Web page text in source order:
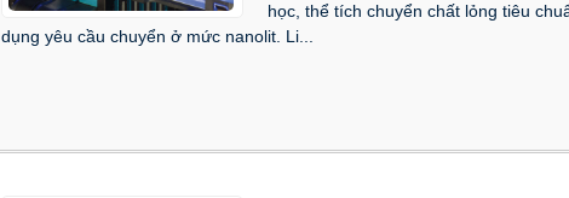
học, thể tích chuyển chất lỏng tiêu
dụng yêu cầu chuyển ở mức nanolit. Li...